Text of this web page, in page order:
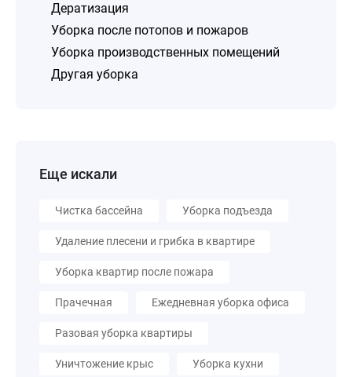
Дератизация
Уборка после потопов и пожаров
Уборка производственных помещений
Другая уборка
Еще искали
Чистка бассейна Уборка подъезда
Удаление плесени и грибка в квартире
Уборка квартир после пожара
Прачечная Ежедневная уборка офиса
Разовая уборка квартиры
Уничтожение крыс Уборка кухни